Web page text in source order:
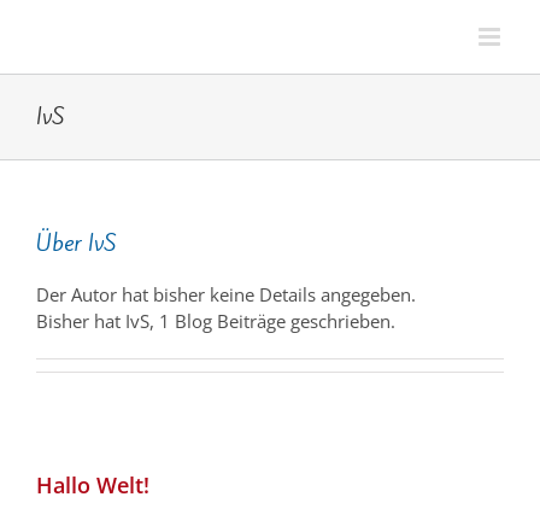
IvS
Über IvS
Der Autor hat bisher keine Details angegeben.
Bisher hat IvS, 1 Blog Beiträge geschrieben.
Hallo Welt!